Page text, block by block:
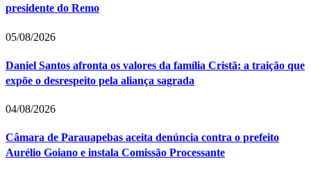
presidente do Remo
05/08/2026
Daniel Santos afronta os valores da família Cristã: a traição que
expõe o desrespeito pela aliança sagrada
04/08/2026
Câmara de Parauapebas aceita denúncia contra o prefeito
Aurélio Goiano e instala Comissão Processante